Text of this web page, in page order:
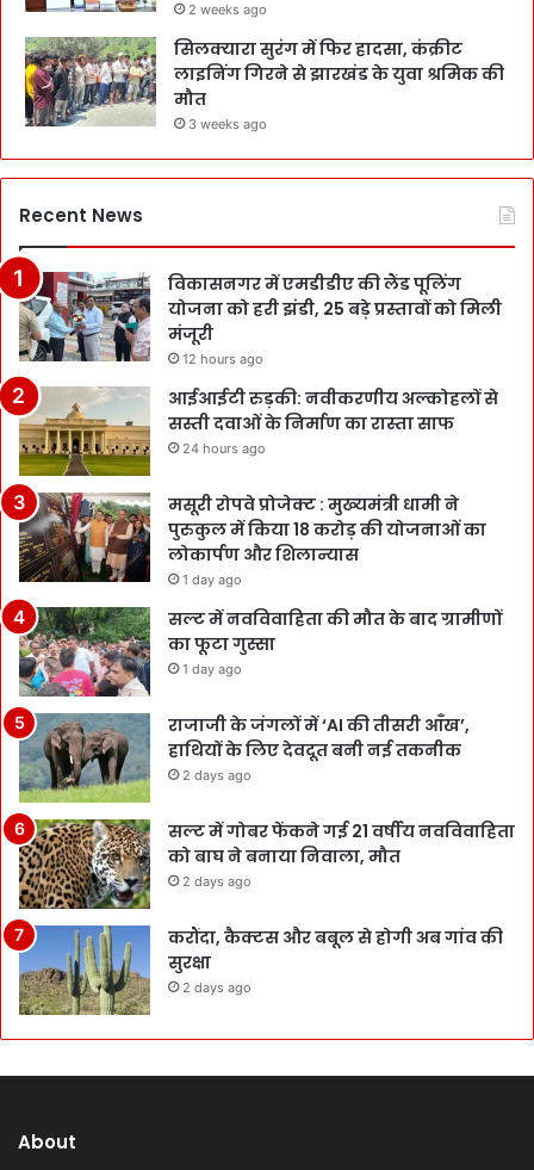
2 weeks ago
सिलक्यारा सुरंग में फिर हादसा, कंक्रीट
लाइनिंग गिरने से झारखंड के युवा श्रमिक की
मौत
3 weeks ago
Recent News
विकासनगर में एमडीडीए की लैंड पूलिंग
योजना को हरी झंडी, 25 बड़े प्रस्तावों को मिली
मंजूरी
12 hours ago
आईआईटी रुड़की: नवीकरणीय अल्कोहलों से
सस्ती दवाओं के निर्माण का रास्ता साफ
24 hours ago
मसूरी रोपवे प्रोजेक्ट : मुख्‍यमंत्री धामी ने
पुरुकुल में किया 18 करोड़ की योजनाओं का
लोकार्पण और शिलान्यास
1 day ago
सल्ट में नवविवाहिता की मौत के बाद ग्रामीणों
का फूटा गुस्सा
1 day ago
राजाजी के जंगलों में ‘AI की तीसरी आँख’,
हाथियों के लिए देवदूत बनी नई तकनीक
2 days ago
सल्ट में गोबर फेंकने गई 21 वर्षीय नवविवाहिता
को बाघ ने बनाया निवाला, मौत
2 days ago
करौंदा, कैक्टस और बबूल से होगी अब गांव की
सुरक्षा
2 days ago
About